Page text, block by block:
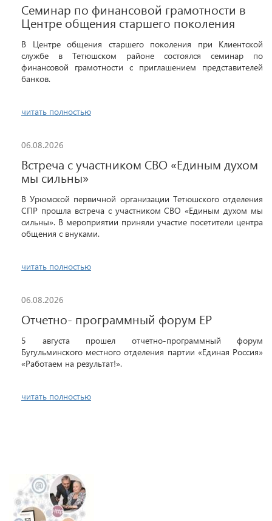
Семинар по финансовой грамотности в
Центре общения старшего поколения
В Центре общения старшего поколения при Клиентской
службе в Тетюшском районе состоялся семинар по
финансовой грамотности с приглашением представителей
банков.
читать полностью
06.08.2026
Встреча с участником СВО «Единым духом
мы сильны»
В Урюмской первичной организации Тетюшского отделения
СПР прошла встреча с участником СВО «Единым духом мы
сильны». В мероприятии приняли участие посетители центра
общения с внуками.
читать полностью
06.08.2026
Отчетно- программный форум ЕР
5 августа прошел отчетно-программный форум
Бугульминского местного отделения партии «Единая Россия»
«Работаем на результат!».
читать полностью